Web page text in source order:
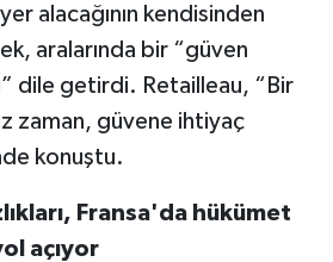
alacağının kendisinden
aralarında bir “güven
dile getirdi. Retailleau, “Bir
zaman, güvene ihtiyaç
konuştu.
Fransa'da hükümet
açıyor